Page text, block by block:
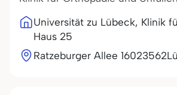
Universität zu Lübeck, Klinik
Haus 25
Ratzeburger Allee 16023562